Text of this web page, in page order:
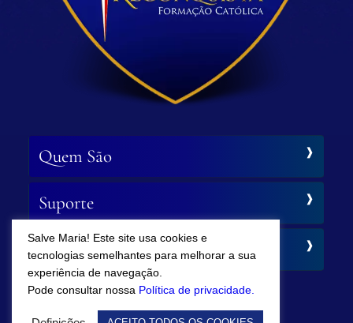
Quem São
Suporte
Siga-nos
Salve Maria! Este site usa cookies e
tecnologias semelhantes para melhorar a sua
experiência de navegação.
Pode consultar nossa Política de privacidade.